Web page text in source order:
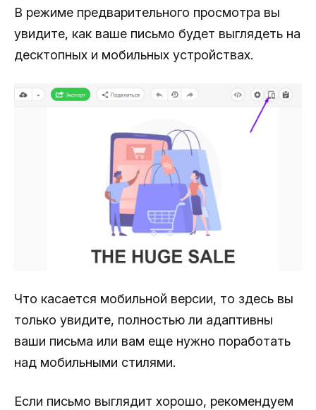
В режиме предварительного просмотра вы
увидите, как ваше письмо будет выглядеть на
десктопных и мобильных устройствах.
Что касается мобильной версии, то здесь вы
только увидите, полностью ли адаптивны
ваши письма или вам еще нужно поработать
над мобильными стилями.
Если письмо выглядит хорошо, рекомендуем